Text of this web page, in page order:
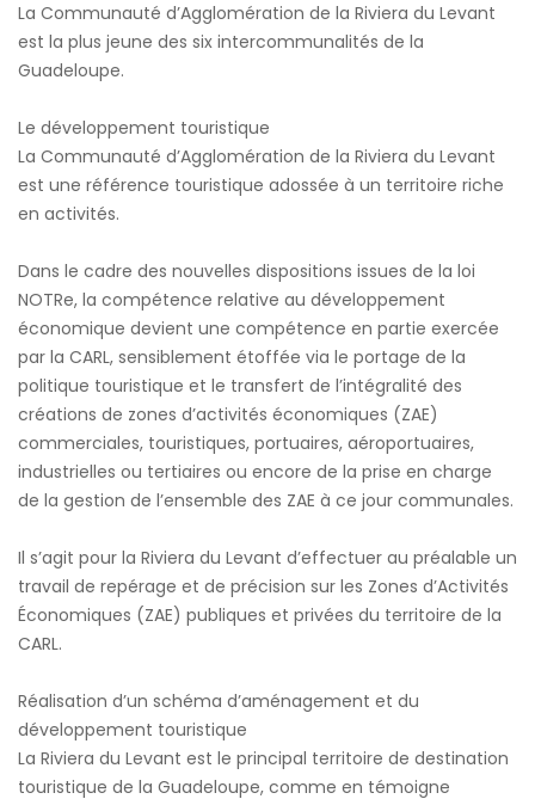
La Communauté d’Agglomération de la Riviera du Levant
est la plus jeune des six intercommunalités de la
Guadeloupe.
Le développement touristique
La Communauté d’Agglomération de la Riviera du Levant
est une référence touristique adossée à un territoire riche
en activités.
Dans le cadre des nouvelles dispositions issues de la loi
NOTRe, la compétence relative au développement
économique devient une compétence en partie exercée
par la CARL, sensiblement étoffée via le portage de la
politique touristique et le transfert de l’intégralité des
créations de zones d’activités économiques (ZAE)
commerciales, touristiques, portuaires, aéroportuaires,
industrielles ou tertiaires ou encore de la prise en charge
de la gestion de l’ensemble des ZAE à ce jour communales.
Il s’agit pour la Riviera du Levant d’effectuer au préalable un
travail de repérage et de précision sur les Zones d’Activités
Économiques (ZAE) publiques et privées du territoire de la
CARL.
Réalisation d’un schéma d’aménagement et du
développement touristique
La Riviera du Levant est le principal territoire de destination
touristique de la Guadeloupe, comme en témoigne